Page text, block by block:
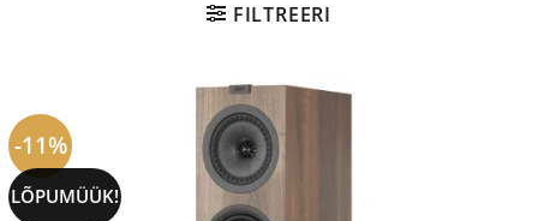
FILTREERI
-11%
LÕPUMÜÜK!